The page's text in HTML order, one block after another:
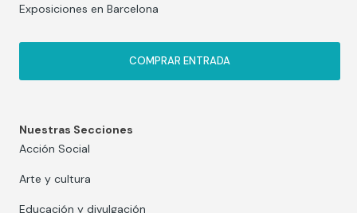
Exposiciones en Barcelona
COMPRAR ENTRADA
Nuestras Secciones
Acción Social
Arte y cultura
Educación y divulgación